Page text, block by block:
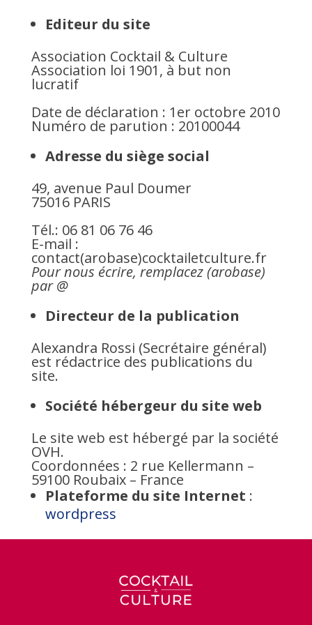
Editeur du site
Association Cocktail & Culture
Association loi 1901, à but non
lucratif
Date de déclaration : 1er octobre 2010
Numéro de parution : 20100044
Adresse du siège social
49, avenue Paul Doumer
75016 PARIS
Tél.: 06 81 06 76 46
E-mail :
contact(arobase)cocktailetculture.fr
Pour nous écrire, remplacez (arobase)
par @
Directeur de la publication
Alexandra Rossi (Secrétaire général)
est rédactrice des publications du
site.
Société hébergeur du site web
Le site web est hébergé par la société
OVH.
Coordonnées : 2 rue Kellermann –
59100 Roubaix – France
Plateforme du site Internet :
wordpress